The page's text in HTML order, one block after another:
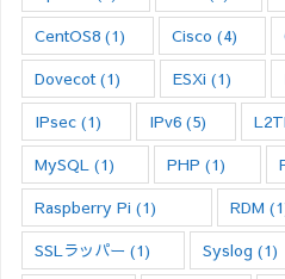
CentOS8 (1) Cisco (4)
Dovecot(1) ESXi (1)
IPsec (1) IPv6 (5)
MySQL (1) PHP (1)
Raspberry Pi (1) RDM
SSLラッパー (1) Syslog (1)